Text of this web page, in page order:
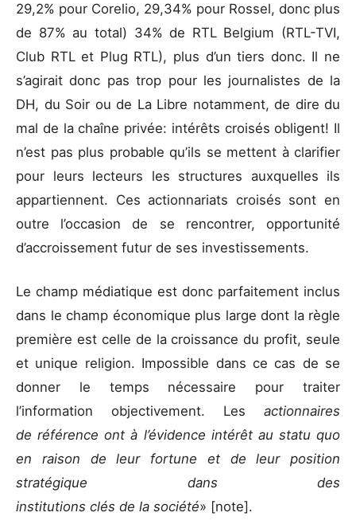
29,2% pour Corelio, 29,34% pour Rossel, donc plus
de 87% au total) 34% de RTL Belgium (RTL-TVI,
Club RTL et Plug RTL), plus d’un tiers donc. Il ne
s’agirait donc pas trop pour les journalistes de la
DH, du Soir ou de La Libre notamment, de dire du
mal de la chaîne privée: intérêts croisés obligent! Il
n’est pas plus probable qu’ils se mettent à clarifier
pour leurs lecteurs les structures auxquelles ils
appartiennent. Ces actionnariats croisés sont en
outre l’occasion de se rencontrer, opportunité
d’accroissement futur de ses investissements.
Le champ médiatique est donc parfaitement inclus
dans le champ économique plus large dont la règle
première est celle de la croissance du profit, seule
et unique religion. Impossible dans ce cas de se
donner le temps nécessaire pour traiter
l’information objectivement. Les actionnaires
de référence ont à l’évidence intérêt au statu quo
en raison deleur fortune et de leur position
stratégique dans des
institutions clés de la société» [note].